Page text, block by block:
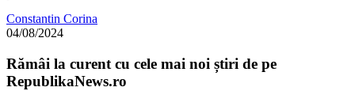
Constantin Corina
04/08/2024
Rămâi la curent cu cele mai noi știri de pe
RepublikaNews.ro